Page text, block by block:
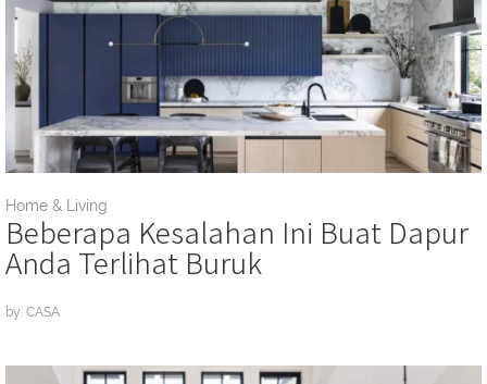
Home & Living
Beberapa Kesalahan Ini Buat Dapur
Anda Terlihat Buruk
by: CASA